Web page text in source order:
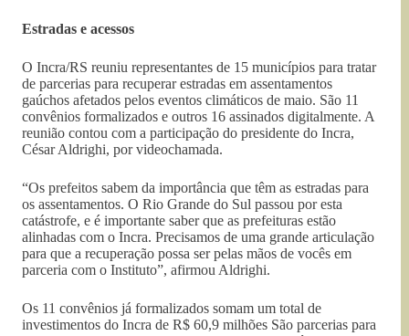
Estradas e acessos
O Incra/RS reuniu representantes de 15 municípios para tratar
de parcerias para recuperar estradas em assentamentos
gaúchos afetados pelos eventos climáticos de maio. São 11
convênios formalizados e outros 16 assinados digitalmente. A
reunião contou com a participação do presidente do Incra,
César Aldrighi, por videochamada.
“Os prefeitos sabem da importância que têm as estradas para
os assentamentos. O Rio Grande do Sul passou por esta
catástrofe, e é importante saber que as prefeituras estão
alinhadas com o Incra. Precisamos de uma grande articulação
para que a recuperação possa ser pelas mãos de vocês em
parceria com o Instituto”, afirmou Aldrighi.
Os 11 convênios já formalizados somam um total de
investimentos do Incra de R$ 60,9 milhões São parcerias para